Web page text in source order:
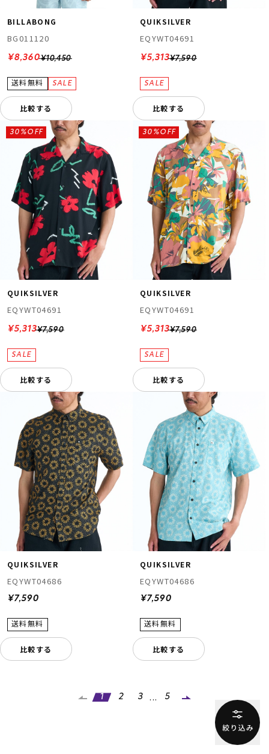
BILLABONG
BG011120
¥10,450
¥8,360
比較する
QUIKSILVER
EQYWT04691
¥7,590
¥5,313
比較する
QUIKSILVER
EQYWT04691
¥7,590
30%OFF
¥5,313
比較する
QUIKSILVER
EQYWT04691
¥7,590
30%OFF
¥5,313
比較する
QUIKSILVER
EQYWT04686
¥7,590
比較する
QUIKSILVER
EQYWT04686
¥7,590
比較する
1 2 3 ... 5